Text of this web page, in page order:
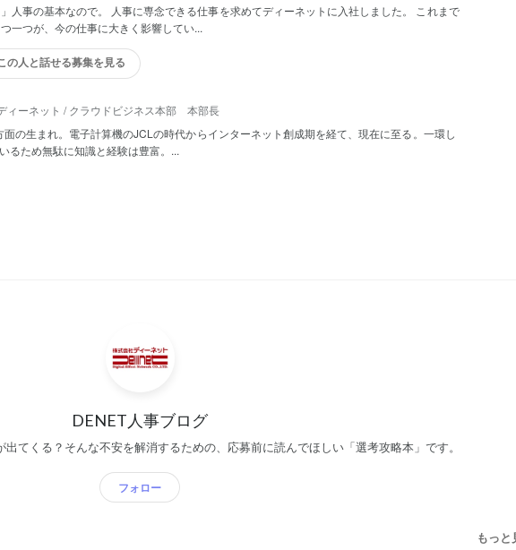
人事の基本なので。 人事に専念できる仕事を求めてディーネットに入社しました。 これまで
一つが、今の仕事に大きく影響してい...
の人と話せる募集を見る
ィーネット / クラウドビジネス本部 本部長
の生まれ。電子計算機のJCLの時代からインターネット創成期を経て、現在に至る。一環し
るため無駄に知識と経験は豊富。...
DENET人事ブログ
てくる？そんな不安を解消するための、応募前に読んでほしい「選考攻略本」です。
フォロー
もっと